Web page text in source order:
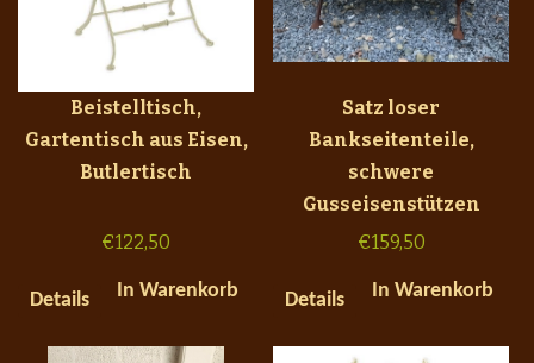
Beistelltisch,
Gartentisch aus Eisen,
Butlertisch
€122,50
Details In Warenkorb
Satz loser
Bankseitenteile,
schwere
Gusseisenstützen
€159,50
Details In Warenkorb